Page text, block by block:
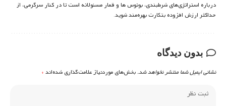
درباره استراتژی‌های شرطبندی، بونوس ها و قمار مسئولانه است تا در کنار سرگرمی، از
حداکثر ارزش افزوده بتکارت بهره‌مند شوید.
بدون دیدگاه
نشانی ایمیل شما منتشر نخواهد شد. بخش‌های موردنیاز علامت‌گذاری شده‌اند*